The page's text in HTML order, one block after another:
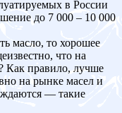
в России
до 7 000 – 10 000
масло, то хорошее
что на
Как правило, лучше
на рынке масел и
— такие